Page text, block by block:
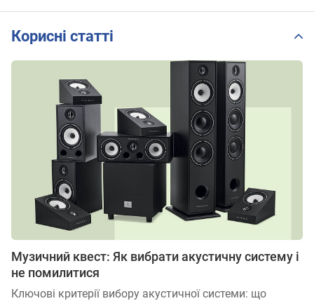
Корисні статті
Музичний квест: Як вибрати акустичну систему і
не помилитися
Ключові критерії вибору акустичної системи: що